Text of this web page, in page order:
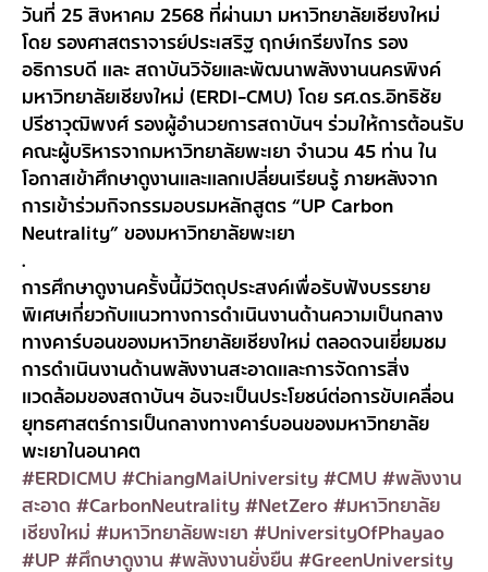
วันที่ 25 สิงหาคม 2568 ที่ผ่านมา มหาวิทยาลัยเชียงใหม่
โดย รองศาสตราจารย์ประเสริฐ ฤกษ์เกรียงไกร รอง
อธิการบดี และ สถาบันวิจัยและพัฒนาพลังงานนครพิงค์
มหาวิทยาลัยเชียงใหม่ (ERDI-CMU) โดย รศ.ดร.อิทธิชัย
ปรีชาวุฒิพงศ์ รองผู้อำนวยการสถาบันฯ ร่วมให้การต้อนรับ
คณะผู้บริหารจากมหาวิทยาลัยพะเยา จำนวน 45 ท่าน ใน
โอกาสเข้าศึกษาดูงานและแลกเปลี่ยนเรียนรู้ ภายหลังจาก
การเข้าร่วมกิจกรรมอบรมหลักสูตร “UP Carbon
Neutrality” ของมหาวิทยาลัยพะเยา
.
การศึกษาดูงานครั้งนี้มีวัตถุประสงค์เพื่อรับฟังบรรยาย
พิเศษเกี่ยวกับแนวทางการดำเนินงานด้านความเป็นกลาง
ทางคาร์บอนของมหาวิทยาลัยเชียงใหม่ ตลอดจนเยี่ยมชม
การดำเนินงานด้านพลังงานสะอาดและการจัดการสิ่ง
แวดล้อมของสถาบันฯ อันจะเป็นประโยชน์ต่อการขับเคลื่อน
ยุทธศาสตร์การเป็นกลางทางคาร์บอนของมหาวิทยาลัย
พะเยาในอนาคต
#ERDICMU #ChiangMaiUniversity #CMU #พลังงาน
สะอาด #CarbonNeutrality #NetZero #มหาวิทยาลัย
เชียงใหม่ #มหาวิทยาลัยพะเยา #UniversityOfPhayao
#UP #ศึกษาดูงาน #พลังงานยั่งยืน #GreenUniversity